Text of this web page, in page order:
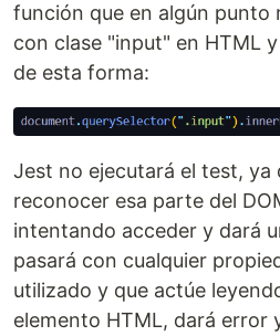
función que en algún punto
con clase "input" en HTML
de esta forma:
Jest no ejecutará el test, ya
reconocer esa parte del
intentando acceder y dará
pasará con cualquier
utilizado y que actúe
elemento HTML, dará error